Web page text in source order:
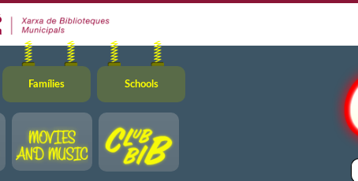
Famílies Schools